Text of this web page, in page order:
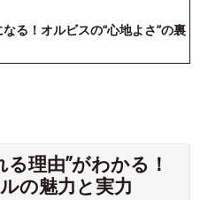
る！オルビスの“心地よさ”の裏
理由”がわかる！
の魅力と実力